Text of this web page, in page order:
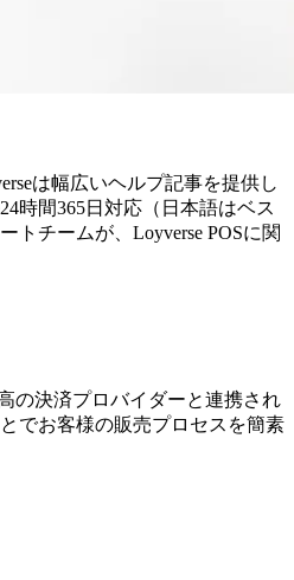
は幅広いヘルプ記事を提供し
時間365日対応（日本語はベス
トチームが、Loyverse POSに関
の決済プロバイダーと連携され
でお客様の販売プロセスを簡素